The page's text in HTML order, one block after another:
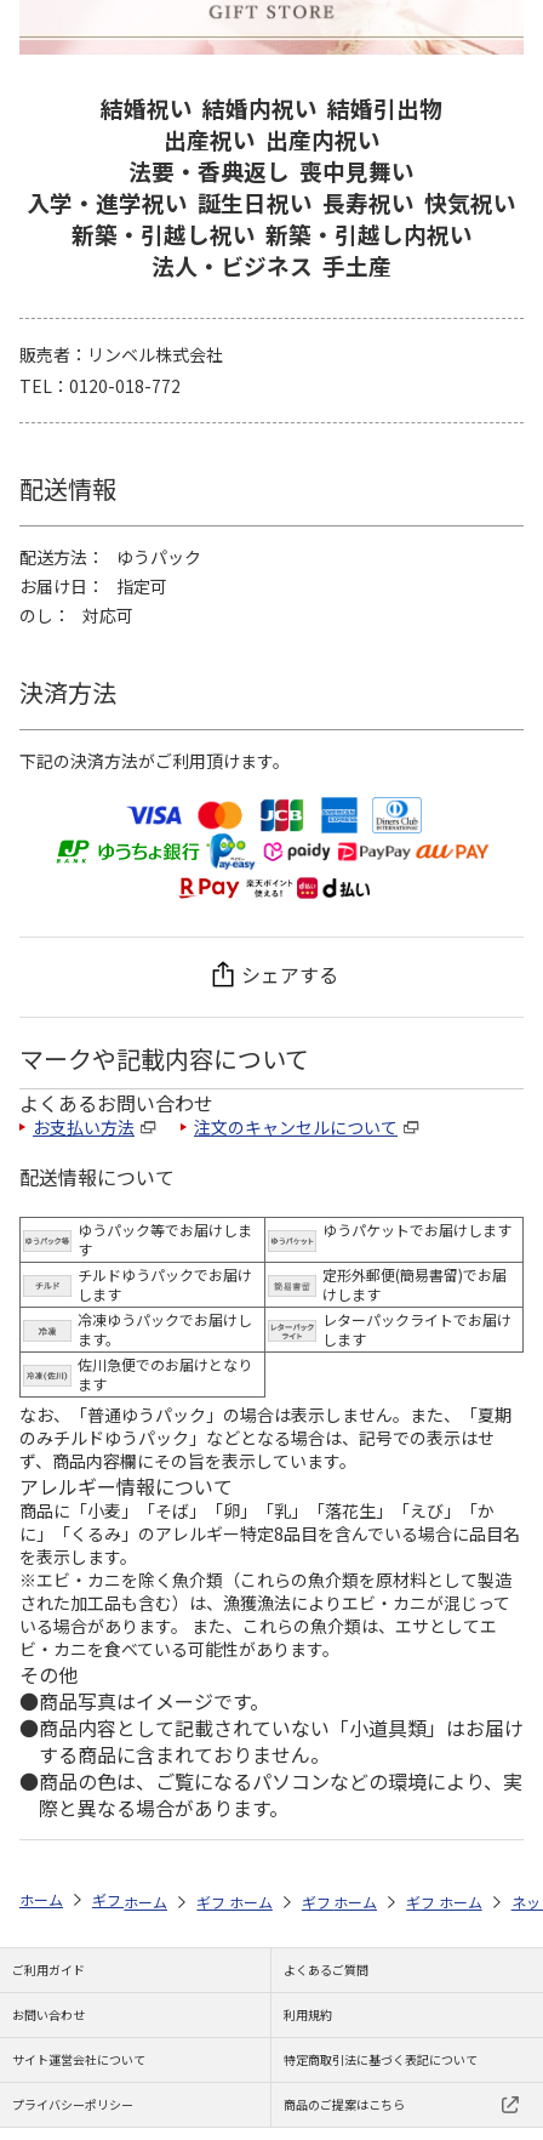
結婚祝い 結婚内祝い 結婚引出物
出産祝い 出産内祝い
法要・香典返し 喪中見舞い
入学・進学祝い 誕生日祝い 長寿祝い 快気祝い
新築・引越し祝い 新築・引越し内祝い
法人・ビジネス 手土産
販売者
リンベル株式会社
TEL
0120-018-772
配送情報
配送方法
ゆうパック
お届け日
指定可
のし
対応可
決済方法
下記の決済方法がご利用頂けます。
シェアする
マークや記載内容について
よくあるお問い合わせ
お支払い方法 注文のキャンセルについて
配送情報について
ゆうパック等でお届けしま
す
ゆうパケットでお届けします
チルドゆうパックでお届け
します
定形外郵便(簡易書留)でお届
けします
冷凍ゆうパックでお届けし
ます。
レターパックライトでお届け
します
佐川急便でのお届けとなり
ます
なお、「普通ゆうパック」の場合は表示しません。また、「夏期
のみチルドゆうパック」などとなる場合は、記号での表示はせ
ず、商品内容欄にその旨を表示しています。
アレルギー情報について
商品に「小麦」「そば」「卵」「乳」「落花生」「えび」「か
に」「くるみ」のアレルギー特定8品目を含んでいる場合に品目名
を表示します。
※エビ・カニを除く魚介類（これらの魚介類を原材料として製造
された加工品も含む）は、漁獲漁法によりエビ・カニが混じって
いる場合があります。 また、これらの魚介類は、エサとしてエ
ビ・カニを食べている可能性があります。
その他
商品写真はイメージです。
商品内容として記載されていない「小道具類」はお届け
する商品に含まれておりません。
商品の色は、ご覧になるパソコンなどの環境により、実
際と異なる場合があります。
ホーム ギフト通販 内祝い・お返し 法要・香典返し 予算で探す
ホーム ギフト通販 お祝い・贈りもの 献花・お悔や
ホーム ギフト通販 お祝い・贈りもの
ホーム ギフト通販 お
ホーム ネ
ご利用ガイド よくあるご質問
お問い合わせ 利用規約
サイト運営会社について 特定商取引法に基づく表記について
プライバシーポリシー 商品のご提案はこちら